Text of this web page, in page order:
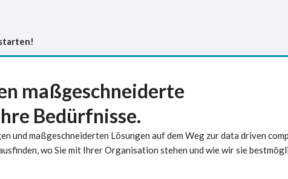
maßgeschneiderte
Bedürfnisse.
und maßgeschneiderten Lösungen auf dem Weg zur data driven
wo Sie mit Ihrer Organisation stehen und wie wir sie